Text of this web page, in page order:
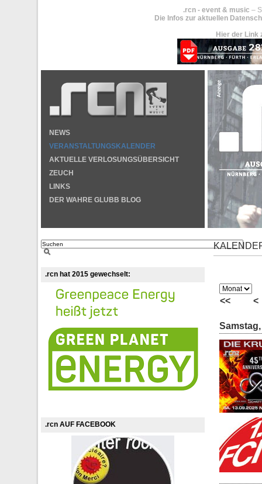
.rcn - event & music –
Die Infos zur aktuellen
Hier der Link
NEWS
VERANSTALTUNGSKALENDER
AKTUELLE VERLOSUNGSÜBERSICHT
ZEUCH
LINKS
DER WAHRE GLUBB BLOG
.rcn hat 2015 gewechselt:
.rcn AUF FACEBOOK
<< <